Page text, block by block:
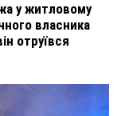
у житловому
власника
отруївся